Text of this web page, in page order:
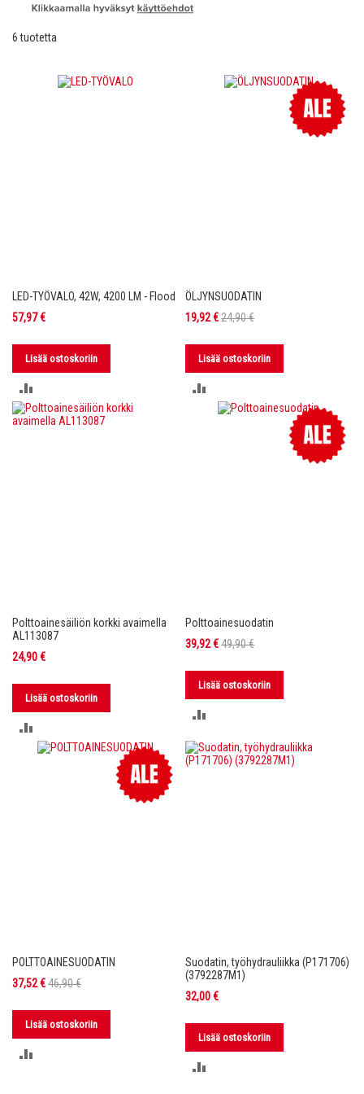
6tuotetta
LED-TYÖVALO, 42W, 4200 LM - Flood
57,97 €
Lisää ostoskoriin
VERTAILUUN
ÖLJYNSUODATIN
Tarjoushinta
19,92 €24,90 €
Lisää ostoskoriin
VERTAILUUN
Polttoainesäiliön korkki avaimella
AL113087
24,90 €
Lisää ostoskoriin
VERTAILUUN
Polttoainesuodatin
Tarjoushinta
39,92 €49,90 €
Lisää ostoskoriin
VERTAILUUN
POLTTOAINESUODATIN
Tarjoushinta
37,52 €46,90 €
Lisää ostoskoriin
Suodatin, työhydrauliikka (P171706)
(3792287M1)
32,00 €
Lisää ostoskoriin